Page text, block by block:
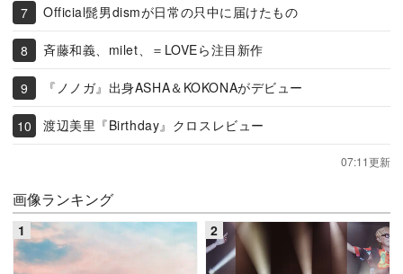
Official髭男dismが日常の只中に届けたもの
斉藤和義、milet、＝LOVEら注目新作
『ノノガ』出身ASHA＆KOKONAがデビュー
渡辺美里『Birthday』クロスレビュー
07:11更新
画像ランキング